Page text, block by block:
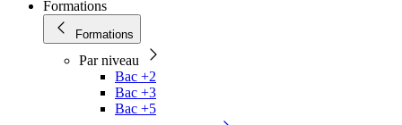
Formations
Formations
Par niveau
Bac +2
Bac +3
Bac +5